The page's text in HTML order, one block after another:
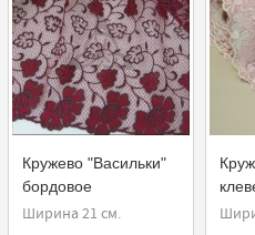
Кружево "Васильки"
бордовое
Ширина 21 см.